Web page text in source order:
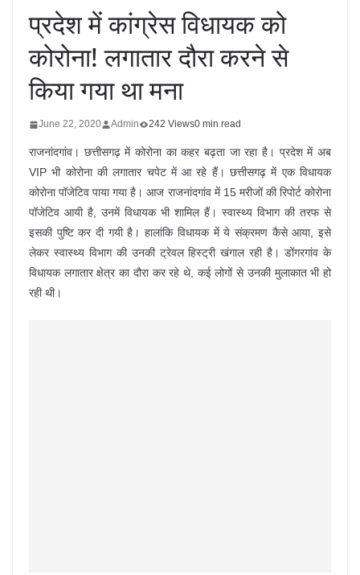
प्रदेश में कांग्रेस विधायक को
कोरोना! लगातार दौरा करने से
किया गया था मना
June 22, 2020 Admin 242 Views0 min read
राजनांदगांव। छत्तीसगढ़ में कोरोना का कहर बढ़ता जा रहा है। प्रदेश में अब
VIP भी कोरोना की लगातार चपेट में आ रहे हैं। छत्तीसगढ़ में एक विधायक
कोरोना पॉजेटिव पाया गया है। आज राजनांदगांव में 15 मरीजों की रिपोर्ट कोरोना
पॉजेटिव आयी है, उनमें विधायक भी शामिल हैं। स्वास्थ्य विभाग की तरफ से
इसकी पुष्टि कर दी गयी है। हालांकि विधायक में ये संक्रमण कैसे आया, इसे
लेकर स्वास्थ्य विभाग की उनकी ट्रेवल हिस्ट्री खंगाल रही है। डोंगरगांव के
विधायक लगातार क्षेत्र का दौरा कर रहे थे, कई लोगों से उनकी मुलाकात भी हो
रही थी।